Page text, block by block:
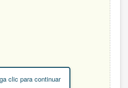
clic para continuar